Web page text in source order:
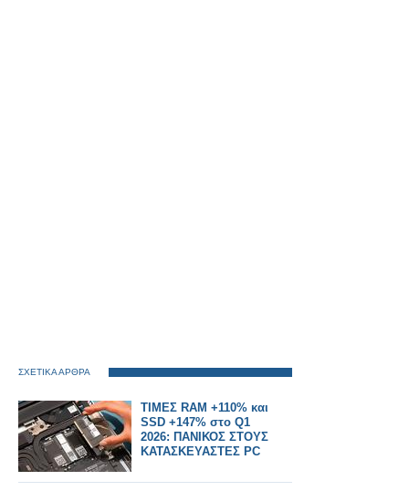
ΣΧΕΤΙΚΑ ΑΡΘΡΑ
ΤΙΜΕΣ RAM +110% και
SSD +147% στο Q1
2026: ΠΑΝΙΚΟΣ ΣΤΟΥΣ
ΚΑΤΑΣΚΕΥΑΣΤΕΣ PC